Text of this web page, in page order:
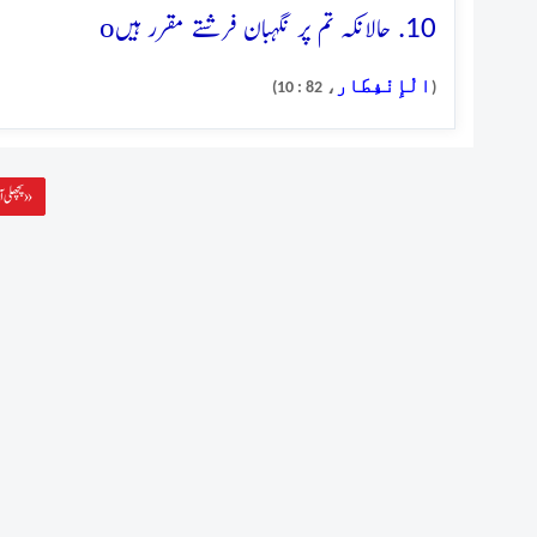
10. حالانکہ تم پر نگہبان فرشتے مقرر ہیں o
( الْإِنْفِطَار ، 82 : 10)
پچھلی آیت »